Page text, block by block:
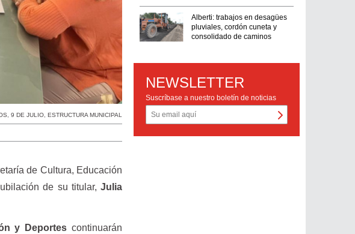
,9 DE JULIO ,ESTRUCTURA MUNICIPAL
de Cultura, Educación
de su titular, Julia
y Deportes continuarán
Alberti: trabajos en desagües
pluviales, cordón cuneta y
consolidado de caminos
NEWSLETTER
Suscríbase a nuestro boletín de noticias